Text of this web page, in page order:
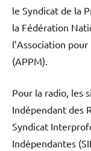
le Syndicat de la
la Fédération
l’Association
(APPM).
Pour la radio, les
Indépendant des
Syndicat
Indépendantes